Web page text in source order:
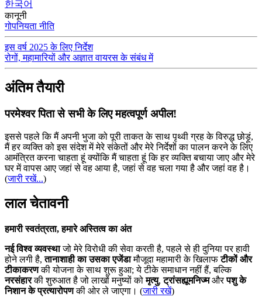
한국어
कानूनी
गोपनियता नीति
इस वर्ष 2025 के लिए निर्देश
रोगों, महामारियों और अज्ञात वायरस के संबंध में
अंतिम तैयारी
परमेश्वर पिता से सभी के लिए महत्वपूर्ण अपील!
इससे पहले कि मैं अपनी भुजा को पूरी ताकत के साथ पृथ्वी ग्रह के विरुद्ध छोड़ूं,
मैं हर व्यक्ति को इस संदेश में मेरे संकेतों और मेरे निर्देशों का पालन करने के लिए
आमंत्रित करना चाहता हूं क्योंकि मैं चाहता हूं कि हर व्यक्ति बचाया जाए और मेरे
घर में वापस आए जहां से वह आया है, जहां से वह चला गया है और जहां वह है।
(जारी रखें...)
लाल चेतावनी
हमारी स्वतंत्रता, हमारे अस्तित्व का अंत
नई विश्व व्यवस्थाजो मेरे विरोधी की सेवा करती है, पहले से ही दुनिया पर हावी
होने लगी है,तानाशाही का उसका एजेंडामौजूदा महामारी के खिलाफटीकों और
टीकाकरणकी योजना के साथ शुरू हुआ; ये टीके समाधान नहीं हैं, बल्कि
नरसंहारकी शुरुआत है जो लाखों मनुष्यों कोमृत्यु,ट्रांसह्यूमनिज्मऔरपशु के
निशान के प्रत्यारोपणकी ओर ले जाएगा। (जारी रखें)